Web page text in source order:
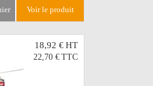
voir le produit
18,92 €HT
22,70 € TTC